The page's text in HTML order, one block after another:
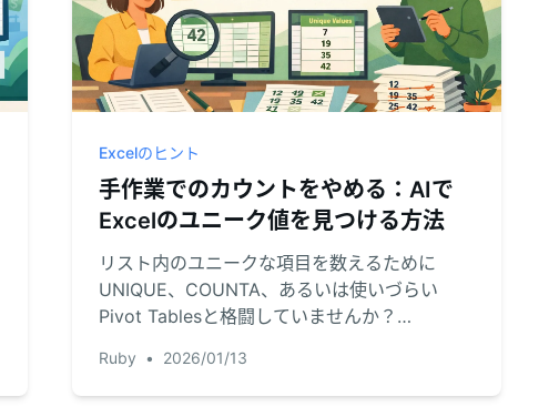
Excelのヒント
手作業でのカウントをやめる：AIで
Excelのユニーク値を見つける方法
リスト内のユニークな項目を数えるために
UNIQUE、COUNTA、あるいは使いづらい
Pivot Tablesと格闘していませんか？
単な一文でunique／distinctな値を見つけ、時
間を節約し数式エラーを防げます。
Ruby • 2026/01/13